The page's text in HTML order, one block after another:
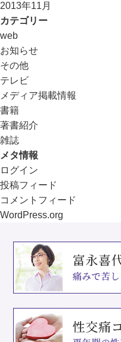
2013年11月
カテゴリー
web
お知らせ
その他
テレビ
メディア掲載情報
書籍
著書紹介
雑誌
メタ情報
ログイン
投稿フィード
コメントフィード
WordPress.org